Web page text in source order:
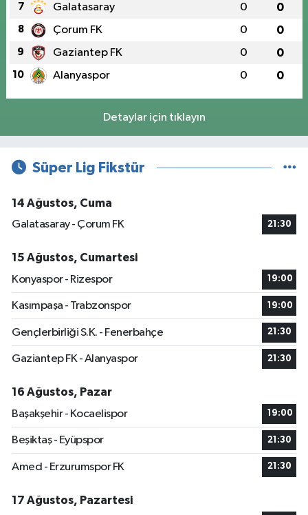
7 Galatasaray 0 0
8 Çorum FK 0 0
9 Gaziantep FK 0 0
10 Alanyaspor 0 0
Detaylar için tıklayın
Süper Lig Fikstür
14 Ağustos, Cuma
Galatasaray - Çorum FK
21:30
15 Ağustos, Cumartesi
Konyaspor - Rizespor
19:00
Kasımpaşa - Trabzonspor 19:00
Gençlerbirliği S.K. - Fenerbahçe 21:30
Gaziantep FK - Alanyaspor 21:30
16 Ağustos, Pazar
Başakşehir - Kocaelispor
19:00
Beşiktaş - Eyüpspor 21:30
Amed - Erzurumspor FK 21:30
17 Ağustos, Pazartesi